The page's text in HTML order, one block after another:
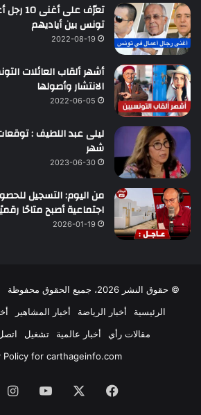
تعرّف
تونس بين أياديهم
2022-08-19
أشهر ألقاب العائلات
الانتشار وأصولها
2022-06-05
ليلى عبد اللطيف :
شهر
2023-06-30
من اليوم: التسجيل
اجتماعية أصبح متاحًا
2026-01-19
© حقوق النشر 2026، جميع الحقوق محفوظة |
الرئيسية
أخبار الرياضة أخبار المشاهير
مقالات رأي
أخبار عالمية تشغيل
Policy for carthageinfo.com
فيسبوك